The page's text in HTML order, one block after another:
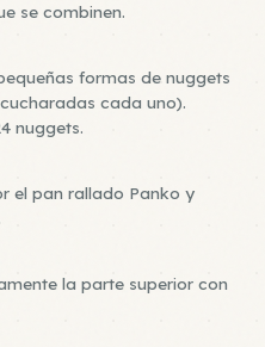
se combinen.
formas de nuggets
cada uno).
nuggets.
el pan rallado Panko y
la parte superior con